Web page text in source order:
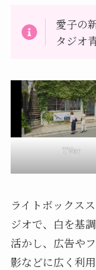
愛子の
タジオ
TVer
ライトボックス
ジオで、白を基
活かし、広告や
影などに広く利